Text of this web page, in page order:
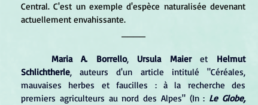
Central. C'est un exemple d'espèce naturalisée devenant
actuellement envahissante.
Maria A. Borrello, Ursula Maier et Helmut
Schlichtherle, auteurs d'un article intitulé "Céréales,
mauvaises herbes et faucilles : à la recherche des
premiers agriculteurs au nord des Alpes" (In : Le Globe,